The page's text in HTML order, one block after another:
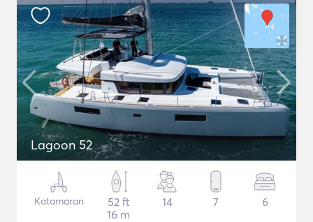
Lagoon 52
Katamaran
52 ft
16 m
14 7 6